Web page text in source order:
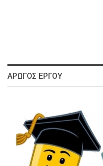
ΑΡΩΓΌΣ ΈΡΓΟΥ